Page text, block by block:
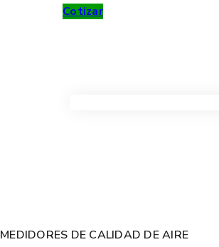
Cotizar
MEDIDORES DE CALIDAD DE AIRE